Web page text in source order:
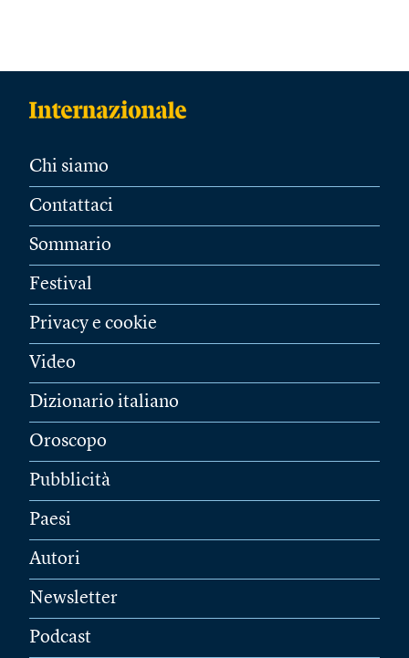
Chi siamo
Contattaci
Sommario
Festival
Privacy e cookie
Video
Dizionario italiano
Oroscopo
Pubblicità
Paesi
Autori
Newsletter
Podcast